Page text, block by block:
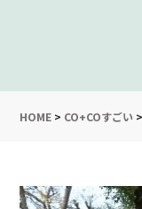
HOME > CO+COすごい >